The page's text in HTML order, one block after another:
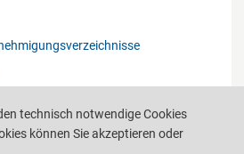
technisch notwendige Cookies
können Sie akzeptieren oder